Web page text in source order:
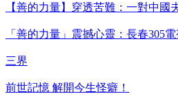
【善的力量】穿透苦難：一對中國
「善的力量」震撼心靈：長春305
三界
前世記憶 解開今生怪癖！